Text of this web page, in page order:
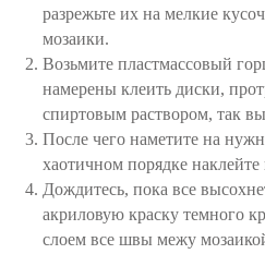
разрежьте их на мелкие
мозаики.
Возьмите пластмассовый
намерены клеить диски,
спиртовым раствором, так
После чего наметите на
хаотичном порядке наклейте
Дождитесь, пока все
акриловую краску темного
слоем все швы межу